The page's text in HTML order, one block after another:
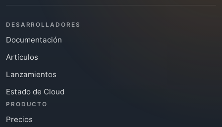
DESARROLLADORES
Documentación
Artículos
Lanzamientos
Estado de Cloud
PRODUCTO
Precios